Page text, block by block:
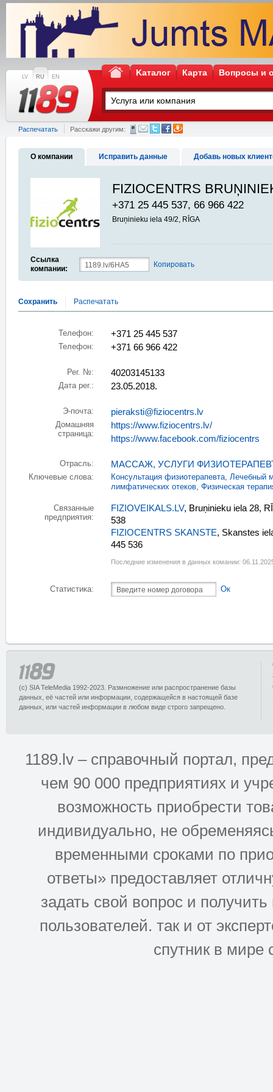
LV RU EN Kаталог Карта Вопросы и
Распечатать Расскажи другим:
О компании Исправить данные Добавь новых
FIZIOCENTRS
+371 25 445 537, 66 966 422
Bruņinieku iela 49/2, RĪGA
Ссылка
компании:
Копировать
Сохранить Распечатать
Телефон: +371 25 445 537
Телефон: +371 66 966 422
Рег. №: 40203145133
Дата рег.: 23.05.2018.
Э-почта: pieraksti@fiziocentrs.lv
Домашняя
страница:
https://www.fiziocentrs.lv/
https://www.facebook.com/fiziocentrs
Отрасль: МАССАЖ, УСЛУГИ
Ключевые слова: Консультация физиотерапевта, Лечебный
лимфатических отеков, Физическая
Связанные
предприятия:
FIZIOVEIKALS.LV, Bruņinieku iela 28,
538
FIZIOCENTRS SKANSTE, Skanstes
445 536
Последние изменения в данных комании:
Статистика: Ок
(c) SIA TeleMedia 1992-2023. Размножение или распространение базы
данных, её частей или информации, содержащейся в настоящей базе
данных, или частей информации в любом виде строго запрещено.
1189.lv – справочный портал,
чем 90 000 предприятиях и
возможность приобрести
индивидуально, не
временными сроками по
ответы» предоставляет
задать свой вопрос и
пользователей. так и от
спутник в